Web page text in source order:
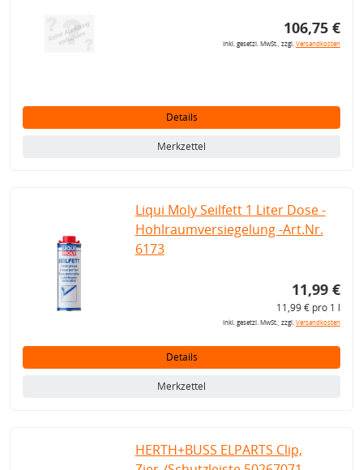
106,75 €
inkl. gesetzl. MwSt., zzgl.Versandkosten
Details
Merkzettel
Liqui Moly Seilfett 1 Liter Dose -
Hohlraumversiegelung -Art.Nr.
6173
11,99 €
11,99 € pro 1 l
inkl. gesetzl. MwSt., zzgl.Versandkosten
Details
Merkzettel
HERTH+BUSS ELPARTS Clip,